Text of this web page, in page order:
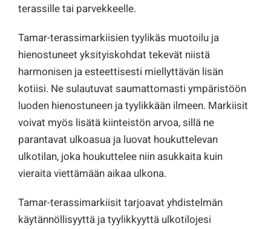
terassille tai parvekkeelle.
Tamar-terassimarkiisien tyylikäs muotoilu ja
hienostuneet yksityiskohdat tekevät niistä
harmonisen ja esteettisesti miellyttävän lisän
kotiisi. Ne sulautuvat saumattomasti ympäristöön
luoden hienostuneen ja tyylikkään ilmeen. Markiisit
voivat myös lisätä kiinteistön arvoa, sillä ne
parantavat ulkoasua ja luovat houkuttelevan
ulkotilan, joka houkuttelee niin asukkaita kuin
vieraita viettämään aikaa ulkona.
Tamar-terassimarkiisit tarjoavat yhdistelmän
käytännöllisyyttä ja tyylikkyyttä ulkotilojesi